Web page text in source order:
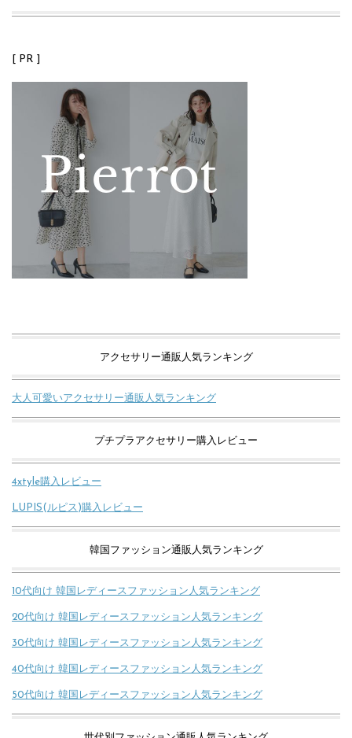
[ PR ]
アクセサリー通販人気ランキング
大人可愛いアクセサリー通販人気ランキング
プチプラアクセサリー購入レビュー
4xtyle購入レビュー
LUPIS(ルピス)購入レビュー
韓国ファッション通販人気ランキング
10代向け 韓国レディースファッション人気ランキング
20代向け 韓国レディースファッション人気ランキング
30代向け 韓国レディースファッション人気ランキング
40代向け 韓国レディースファッション人気ランキング
50代向け 韓国レディースファッション人気ランキング